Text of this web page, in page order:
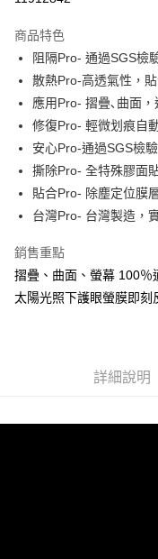
Apple Pay
街口支付
悠遊付
全盈+PAY
運送方式
每筆NT$60，滿NT$390(
7-11取貨付款
每筆NT$55，滿NT$390(
商品特色
阻隔Pro- 通過SGS檢
散熱Pro-高透氣性，
應用Pro- 摺疊､曲面
修復Pro- 輕微划痕自
安心Pro-通過SGS檢
撕除Pro- 全特殊膠面
貼合Pro- 除塵定位膜
台灣Pro- 台灣製造，
銷售重點
摺疊、曲面、螢幕 100％
太陽光照下護眼螢膜即
詳細說明